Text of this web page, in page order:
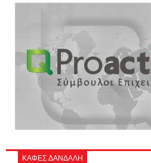
ΚΑΦΕΣ ΔΑΝΔΑΛΗ